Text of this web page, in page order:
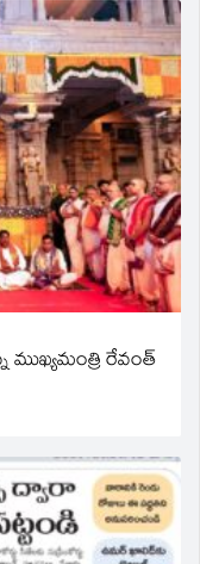
ముఖ్యమంత్రి రేవంత్